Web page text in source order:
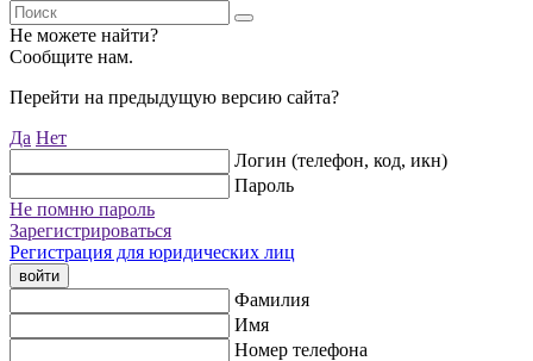
Не можете найти?
Сообщите нам.
Перейти на предыдущую версию сайта?
Да Нет
Логин (телефон, код, икн)
Пароль
Не помню пароль
Зарегистрироваться
Регистрация для юридических лиц
войти
Фамилия
Имя
Номер телефона